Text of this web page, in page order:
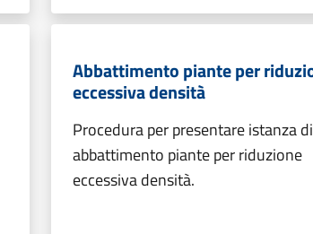
Abbattimento piante per
eccessiva densità
Procedura per presentare istanza di
abbattimento piante per riduzione
eccessiva densità.